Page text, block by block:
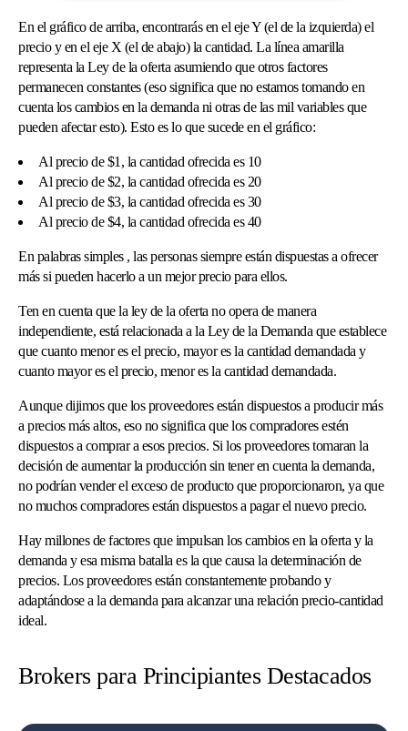
En el gráfico de arriba, encontrarás en el eje Y (el de la izquierda) el
precio y en el eje X (el de abajo) la cantidad. La línea amarilla
representa la Ley de la oferta asumiendo que otros factores
permanecen constantes (eso significa que no estamos tomando en
cuenta los cambios en la demanda ni otras de las mil variables que
pueden afectar esto). Esto es lo que sucede en el gráfico:
Al precio de $1, la cantidad ofrecida es 10
Al precio de $2, la cantidad ofrecida es 20
Al precio de $3, la cantidad ofrecida es 30
Al precio de $4, la cantidad ofrecida es 40
En palabras simples , las personas siempre están dispuestas a ofrecer
más si pueden hacerlo a un mejor precio para ellos.
Ten en cuenta que la ley de la oferta no opera de manera
independiente, está relacionada a la Ley de la Demanda que establece
que cuanto menor es el precio, mayor es la cantidad demandada y
cuanto mayor es el precio, menor es la cantidad demandada.
Aunque dijimos que los proveedores están dispuestos a producir más
a precios más altos, eso no significa que los compradores estén
dispuestos a comprar a esos precios. Si los proveedores tomaran la
decisión de aumentar la producción sin tener en cuenta la demanda,
no podrían vender el exceso de producto que proporcionaron, ya que
no muchos compradores están dispuestos a pagar el nuevo precio.
Hay millones de factores que impulsan los cambios en la oferta y la
demanda y esa misma batalla es la que causa la determinación de
precios. Los proveedores están constantemente probando y
adaptándose a la demanda para alcanzar una relación precio-cantidad
ideal.
Brokers para Principiantes Destacados